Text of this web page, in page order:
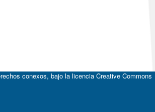
conexos, bajo la licencia Creative Commons